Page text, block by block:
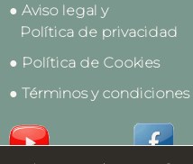
● Aviso legal y
Política de privacidad
● Política de Cookies
● Términos y condiciones